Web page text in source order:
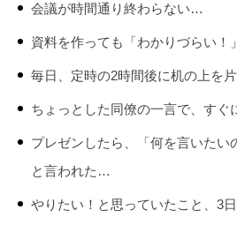
会議が時間通り終わらない…
資料を作っても「わかりづらい
毎日、定時の2時間後に机の上を
ちょっとした同僚の一言で、す
プレゼンしたら、「何を言いたい
と言われた…
やりたい！と思っていたこと、3